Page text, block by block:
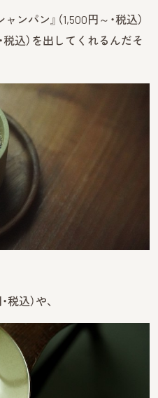
ンパン』（1,500円～・税込）
税込）を出してくれるんだそ
込）や、